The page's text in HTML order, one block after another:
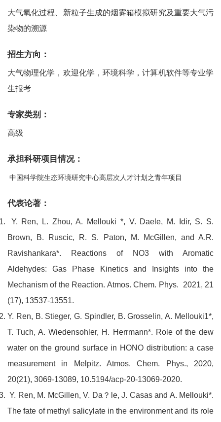
大气氧化过程、新粒子生成的烟雾箱模拟研究及重要大气污
染物的溯源
招生方向：
大气物理化学，欢迎化学，环境科学，计算机软件等专业学
生报考
专家类别：
高级
承担科研项目情况：
中国科学院生态环境研究中心高层次人才计划之青年项目
代表论著：
Y. Ren, L. Zhou, A. Mellouki *, V. Daele, M. Idir, S. S.
Brown, B. Ruscic, R. S. Paton, M. McGillen, and A.R.
Ravishankara*. Reactions of NO3 with Aromatic
Aldehydes: Gas Phase Kinetics and Insights into the
Mechanism of the Reaction. Atmos. Chem. Phys. 2021, 21
(17), 13537-13551.
Y. Ren, B. Stieger, G. Spindler, B. Grosselin, A. Mellouki1*,
T. Tuch, A. Wiedensohler, H. Herrmann*. Role of the dew
water on the ground surface in HONO distribution: a case
measurement in Melpitz. Atmos. Chem. Phys., 2020,
20(21), 3069-13089, 10.5194/acp-20-13069-2020.
Y. Ren, M. McGillen, V. Da？le, J. Casas and A. Mellouki*.
The fate of methyl salicylate in the environment and its role